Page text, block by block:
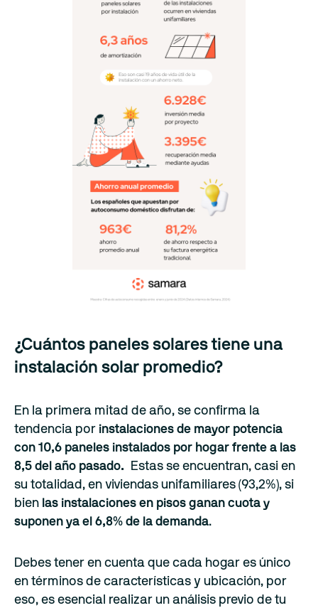
‍¿Cuántos paneles solares tiene una
instalación solar promedio?
En la primera mitad de año, se confirma la
tendencia por instalaciones de mayor potencia
con 10,6 paneles instalados por hogar frente a las
8,5 del año pasado.
Estas se encuentran, casi en
su totalidad, en viviendas unifamiliares (93,2%), si
bien las instalaciones en pisos ganan cuota y
suponen ya el 6,8% de la demanda.
Debes tener en cuenta que cada hogar es único
en términos de características y ubicación, por
eso, es esencial realizar un análisis previo de tu